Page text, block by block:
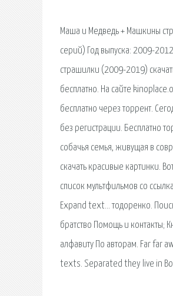
Маша и Медведь + Машкины
серий) Год выпуска: 2009-
страшилки (2009-2019)
бесплатно. На сайте
бесплатно через торрент.
без регистрации. Бесплатно
собачья семья, живущая в
скачать красивые картинки.
список мультфильмов со
Expand text… тодоренко.
братство Помощь и контакты;
алфавиту По авторам. Far far
texts. Separated they live in